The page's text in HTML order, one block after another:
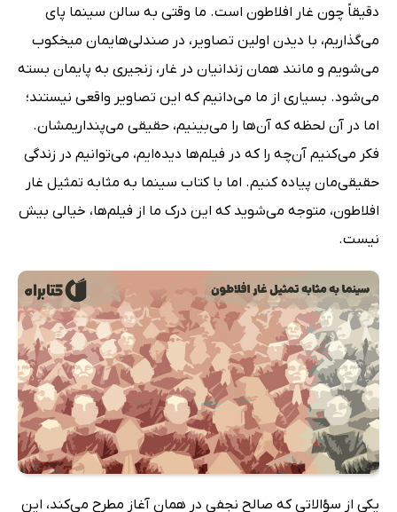
دقیقاً چون غار افلاطون است. ما وقتی به سالن سینما پای
می‌گذاریم‌، با دیدن اولین تصاویر،‌ در صندلی‌هایمان میخکوب
می‌شویم و مانند همان زندانیان در غار، زنجیری به پایمان بسته
می‌شود. بسیاری از ما می‌دانیم که این تصاویر واقعی نیستند؛
اما در آن لحظه که آن‌ها را می‌بینیم، حقیقی می‌پنداریمشان.
فکر می‌کنیم آن‌چه را که در فیلم‌ها دیده‌ایم، می‌توانیم در زندگی
حقیقی‌مان پیاده کنیم. اما با کتاب سینما به مثابه تمثیل غار
افلاطون، متوجه می‌شوید که این درک ما از فیلم‌ها، خیالی بیش
نیست.
یکی از سؤالاتی که صالح نجفی در همان آغاز مطرح می‌کند، این